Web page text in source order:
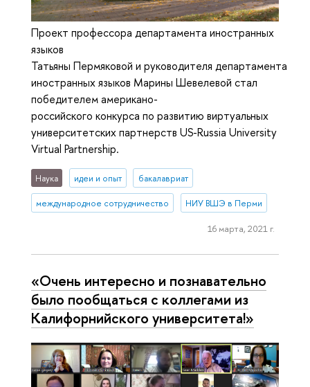
Проект профессора департамента иностранных
языков
Татьяны Пермяковой и руководителя департамента
иностранных языков Марины Шевелевой стал
победителем американо-
российского конкурса по развитию виртуальных
университетских партнерств US-Russia University
Virtual Partnership.
Наука идеи и опыт бакалавриат
международное сотрудничество НИУ ВШЭ в Перми
16 марта, 2021 г.
«Очень интересно и познавательно
было пообщаться с коллегами из
Калифорнийского университета!»